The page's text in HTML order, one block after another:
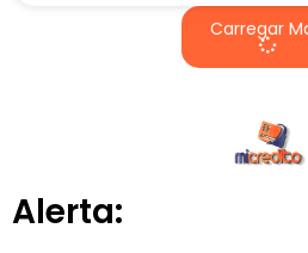
Carregar
Alerta: